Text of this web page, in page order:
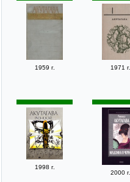
1959 г.
1971 г.
1998 г.
2000 г.